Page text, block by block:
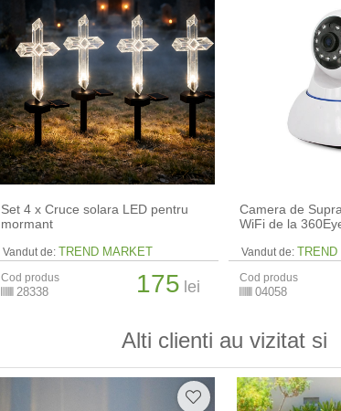
Set 4 x Cruce solara LED pentru
mormant
Vandut de: TREND MARKET
Cod produs
28338 175 lei
Camera de
WiFi de la
Vandut de:
Cod produs
04058
Alti clienti au vizitat si